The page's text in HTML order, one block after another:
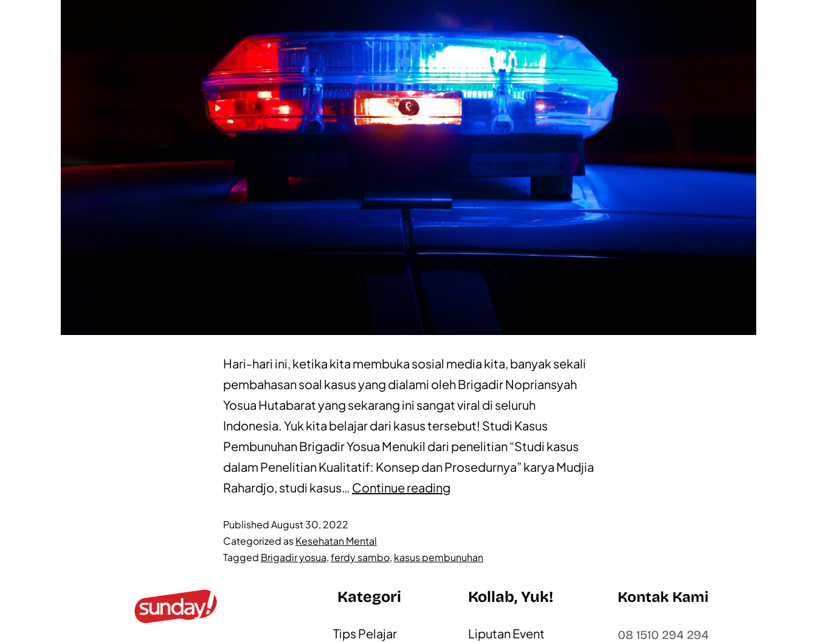
Hari-hari ini, ketika kita membuka sosial media kita, banyak sekali
pembahasan soal kasus yang dialami oleh Brigadir Nopriansyah
Yosua Hutabarat yang sekarang ini sangat viral di seluruh
Indonesia. Yuk kita belajar dari kasus tersebut! Studi Kasus
Pembunuhan Brigadir Yosua Menukil dari penelitian “Studi kasus
dalam Penelitian Kualitatif: Konsep dan Prosedurnya” karya Mudjia
Rahardjo, studi kasus… Continue reading
PublishedAugust 30, 2022
Categorized asKesehatan Mental
Tagged Brigadir yosua,ferdy sambo, kasus pembunuhan
Kategori
Tips Pelajar
Kollab, Yuk!
Liputan Event
Kontak Kami
08 1510 294 294